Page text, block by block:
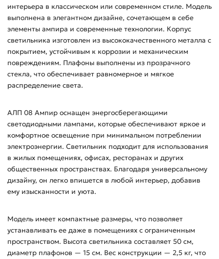
интерьера в классическом или современном стиле. Модель
выполнена в элегантном дизайне, сочетающем в себе
элементы ампира и современные технологии. Корпус
светильника изготовлен из высококачественного металла с
покрытием, устойчивым к коррозии и механическим
повреждениям. Плафоны выполнены из прозрачного
стекла, что обеспечивает равномерное и мягкое
распределение света.
АЛП 08 Ампир оснащен энергосберегающими
светодиодными лампами, которые обеспечивают яркое и
комфортное освещение при минимальном потреблении
электроэнергии. Светильник подходит для использования
в жилых помещениях, офисах, ресторанах и других
общественных пространствах. Благодаря универсальному
дизайну, он легко впишется в любой интерьер, добавив
ему изысканности и уюта.
Модель имеет компактные размеры, что позволяет
устанавливать ее даже в помещениях с ограниченным
пространством. Высота светильника составляет 50 см,
диаметр плафонов — 15 см. Вес конструкции — 2,5 кг, что